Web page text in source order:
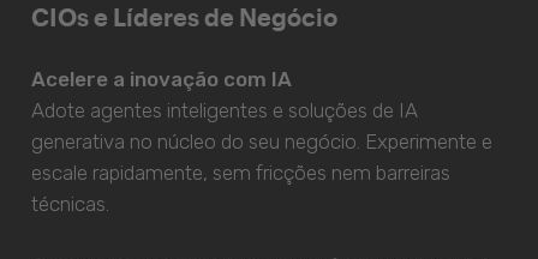
CIOs e Líderes de Negócio
Acelere a inovação com IA
Adote agentes inteligentes e soluções de IA
generativa no núcleo do seu negócio. Experimente e
escale rapidamente, sem fricções nem barreiras
técnicas.